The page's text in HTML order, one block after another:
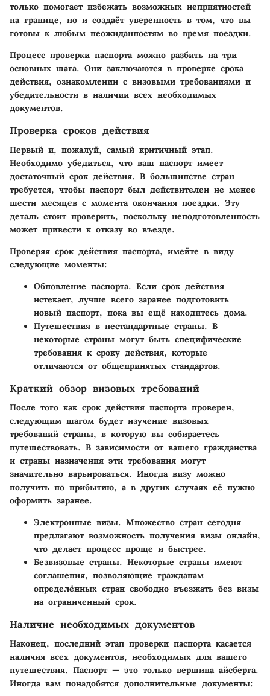
только помогает избежать возможных неприятностей
на границе, но и создаёт уверенность в том, что вы
готовы к любым неожиданностям во время поездки.
Процесс проверки паспорта можно разбить на три
основных шага. Они заключаются в проверке срока
действия, ознакомлении с визовыми требованиями и
убедительности в наличии всех необходимых
документов.
Проверка сроков действия
Первый и, пожалуй, самый критичный этап.
Необходимо убедиться, что ваш паспорт имеет
достаточный срок действия. В большинстве стран
требуется, чтобы паспорт был действителен не менее
шести месяцев с момента окончания поездки. Эту
деталь стоит проверить, поскольку неподготовленность
может привести к отказу во въезде.
Проверяя срок действия паспорта, имейте в виду
следующие моменты:
Обновление паспорта. Если срок действия
истекает, лучше всего заранее подготовить
новый паспорт, пока вы ещё находитесь дома.
Путешествия в нестандартные страны. В
некоторые страны могут быть специфические
требования к сроку действия, которые
отличаются от общепринятых стандартов.
Краткий обзор визовых требований
После того как срок действия паспорта проверен,
следующим шагом будет изучение визовых
требований страны, в которую вы собираетесь
путешествовать. В зависимости от вашего гражданства
и страны назначения эти требования могут
значительно варьироваться. Иногда визу можно
получить по прибытию, а в других случаях её нужно
оформить заранее.
Электронные визы. Множество стран сегодня
предлагают возможность получения визы онлайн,
что делает процесс проще и быстрее.
Безвизовые страны. Некоторые страны имеют
соглашения, позволяющие гражданам
определённых стран свободно въезжать без визы
на ограниченный срок.
Наличие необходимых документов
Наконец, последний этап проверки паспорта касается
наличия всех документов, необходимых для вашего
путешествия. Паспорт — это только вершина айсберга.
Иногда вам понадобятся дополнительные документы: